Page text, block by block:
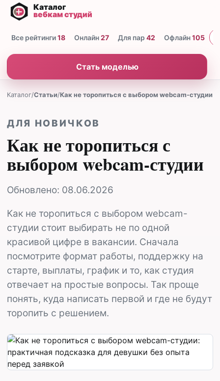
Все рейтинги18 Онлайн27 Для пар 42 Офлайн105
Стать моделью
Каталог/Статьи/Как не торопиться с выбором webcam-студии
ДЛЯ НОВИЧКОВ
Как не торопиться с
выбором webcam-студии
Обновлено: 08.06.2026
Как не торопиться с выбором webcam-
студии стоит выбирать не по одной
красивой цифре в вакансии. Сначала
посмотрите формат работы, поддержку на
старте, выплаты, график и то, как студия
отвечает на простые вопросы. Так проще
понять, куда написать первой и где не будут
торопить с решением.